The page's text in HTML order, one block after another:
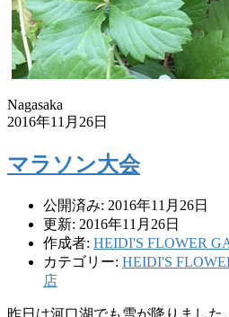
Nagasaka
2016年11月26日
マラソン大会
公開済み: 2016年11月26日
更新: 2016年11月26日
作成者: HEIDI'S FLOWER
カテゴリー: HEIDI'S
店
昨日は河口湖でも雪が降りました。